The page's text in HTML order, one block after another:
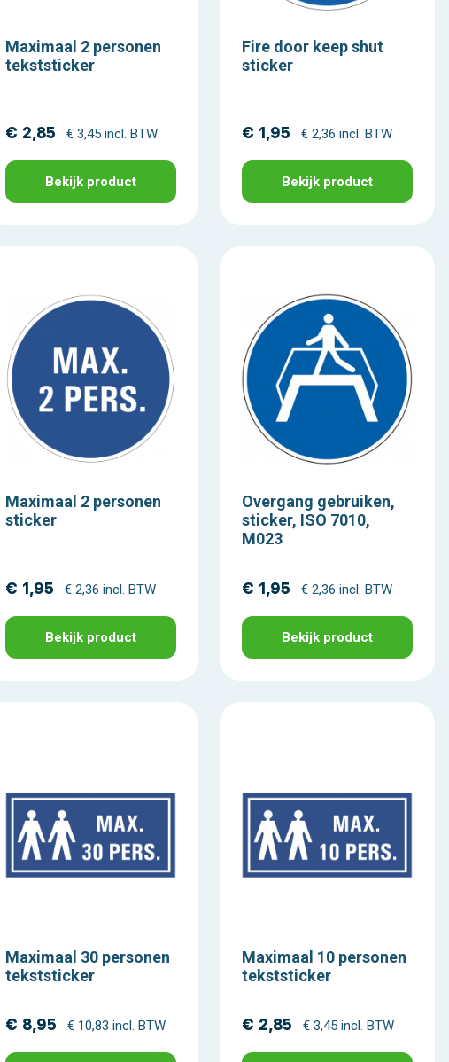
Maximaal 2 personen
tekststicker
€ 2,85 € 3,45 incl. BTW
Bekijk product
Fire door keep shut
sticker
€ 1,95 € 2,36 incl. BTW
Bekijk product
Maximaal 2 personen
sticker
€ 1,95 € 2,36 incl. BTW
Bekijk product
Overgang gebruiken,
sticker, ISO 7010,
M023
€ 1,95 € 2,36 incl. BTW
Bekijk product
Maximaal 30 personen
tekststicker
€ 8,95 € 10,83 incl. BTW
Maximaal 10 personen
tekststicker
€ 2,85 € 3,45 incl. BTW